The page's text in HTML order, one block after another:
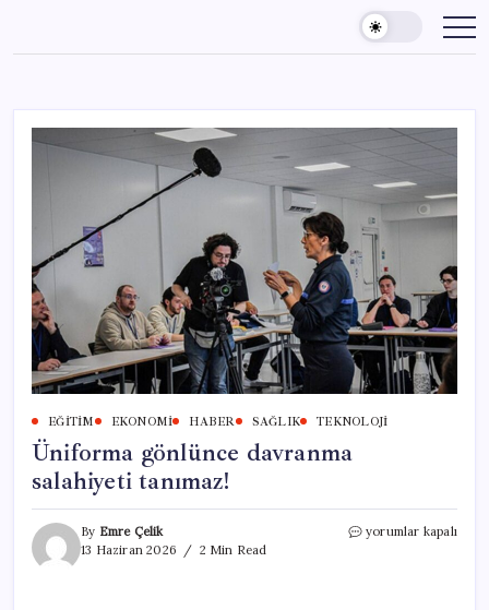
content
EĞITIM EKONOMI HABER SAĞLIK TEKNOLOJI
Üniforma gönlünce davranma
salahiyeti tanımaz!
By Emre Çelik
13 Haziran 2026
2 Min Read
Üniforma
yorumlar kapalı